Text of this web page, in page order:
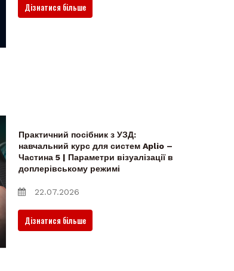
Дізнатися більше
Практичний посібник з УЗД:
навчальний курс для систем Aplio –
Частина 5 | Параметри візуалізації в
доплерівському режимі
22.07.2026
Дізнатися більше